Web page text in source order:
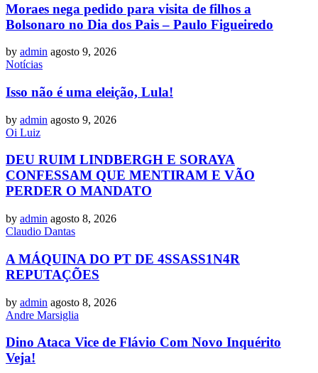
Moraes nega pedido para visita de filhos a
Bolsonaro no Dia dos Pais – Paulo Figueiredo
by admin agosto 9, 2026
Notícias
Isso não é uma eleição, Lula!
by admin agosto 9, 2026
Oi Luiz
DEU RUIM LINDBERGH E SORAYA
CONFESSAM QUE MENTIRAM E VÃO
PERDER O MANDATO
by admin agosto 8, 2026
Claudio Dantas
A MÁQUINA DO PT DE 4SSASS1N4R
REPUTAÇÕES
by admin agosto 8, 2026
Andre Marsiglia
Dino Ataca Vice de Flávio Com Novo Inquérito
Veja!